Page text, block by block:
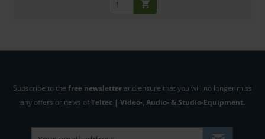
Subscribe to the free newsletter and ensure that you will no longer miss
any offers or news ofTeltec | Video-, Audio- & Studio-Equipment.